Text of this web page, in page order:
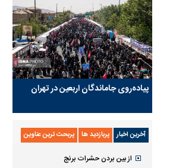
پیاده‌روی جاماندگان اربعین در تهران
آخرین اخبار پربازدید ها پربحث ترین عناوین
از بین بردن حشرات برنج